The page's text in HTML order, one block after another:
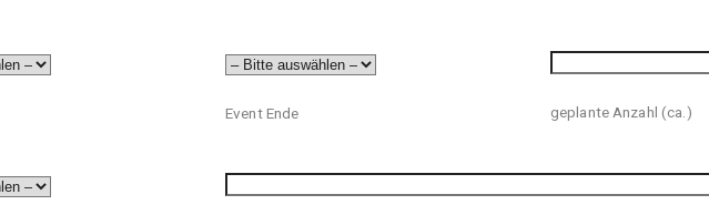
Event Ende geplante Anzahl (ca.)